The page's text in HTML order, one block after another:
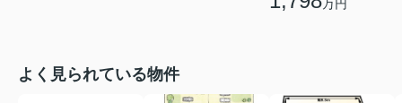
万円
よく見られている物件